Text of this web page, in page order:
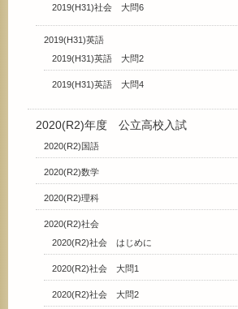
2019(H31)社会 大問6
2019(H31)英語
2019(H31)英語 大問2
2019(H31)英語 大問4
2020(R2)年度 公立高校入試
2020(R2)国語
2020(R2)数学
2020(R2)理科
2020(R2)社会
2020(R2)社会 はじめに
2020(R2)社会 大問1
2020(R2)社会 大問2